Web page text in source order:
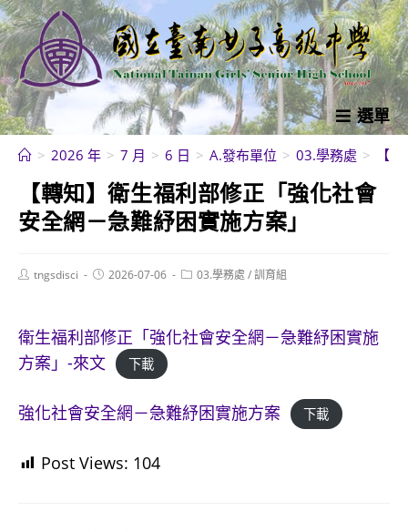
跳
轉
至
主
要
內
選單
> 2026 年 > 7 月 > 6 日 > A.發布單位 > 03.學務處 > 【
【轉知】衛生福利部修正「強化社會
安全網－急難紓困實施方案」
Posttngsdisci
Post2026-07-06
Post03.學務處 /訓育組
衛生福利部修正「強化社會安全網－急難紓困實施
方案」-來文
下載
強化社會安全網－急難紓困實施方案 下載
Post Views: 104